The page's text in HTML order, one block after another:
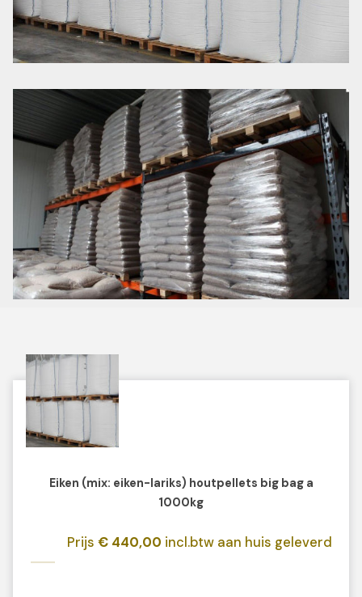
Eiken (mix: eiken-lariks) houtpellets big bag a
1000kg
Prijs € 440,00 incl.btw aan huis geleverd